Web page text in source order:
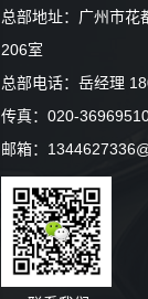
总部地址：广州市花
206室
总部电话：岳经理
传真：020-
邮箱：